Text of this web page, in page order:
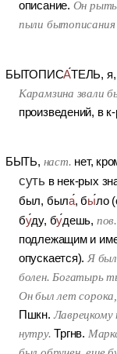
описание. Он
пыли бытописания
БЫТОПИСАТЕЛЬ, я,
Карамзина звали
произведений, в
БЫТЬ, наст. нет,
суть в нек-рых
был, была, было
буду, будешь, пов.
подлежащим и
опускается). Я
болен. Богатырь
Он был лет
Пшкн.
нутру. Тргнв.